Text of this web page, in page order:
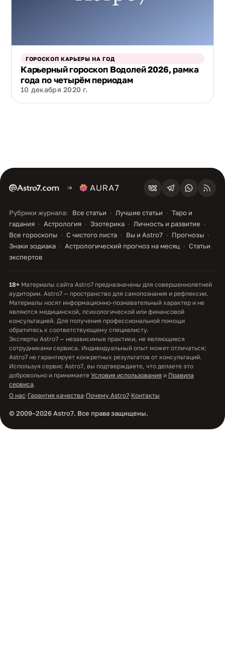
ГОРОСКОП КАРЬЕРЫ НА ГОД
Карьерный гороскоп Водолей 2026, рамка
года по четырём периодам
10 декабря 2020 г.
Рубрики журнала: Все статьи Лучшие статьи
Таро и
гадания
Астрология Эзотерика
Личность и развитие
Все гороскопы
С чистого листа Вы и Astro7
Прогнозы
Знаки зодиака
Астрологический прогноз на месяц
Статьи
экспертов
18+ Материалы сайта Astro7 предназначены для совершеннолетней
аудитории. Astro7 — пространство для самопознания и рефлексии.
Материалы носят информационно-познавательный характер и не
являются медицинской, психологической или финансовой
консультацией. Для получения профессиональной помощи
обратитесь к соответствующему специалисту.
Эксперты Astro7 — независимые практики, не являющиеся
сотрудниками сервиса. Индивидуальный опыт может отличаться;
Astro7 не гарантирует конкретных результатов от консультаций.
Используя сервис Astro7, вы подтверждаете, что делаете это
добровольно и принимаете Условия использования и Правила
сервиса.
О нас·Гарантия качества·Почему Astro7·Контакты
© 2009–2026 Astro7. Все права защищены.